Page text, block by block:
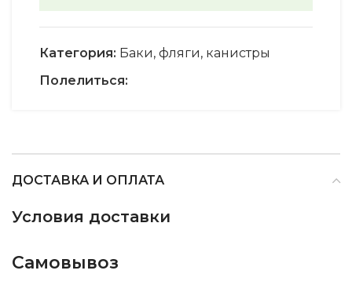
Категория: Баки, фляги, канистры
Полелиться:
ДОСТАВКА И ОПЛАТА
Условия доставки
Самовывоз